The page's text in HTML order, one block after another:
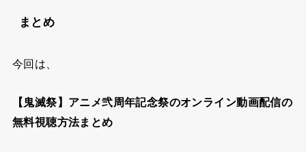
まとめ
今回は、
【鬼滅祭】アニメ弐周年記念祭のオンライン動画配信の
無料視聴方法まとめ